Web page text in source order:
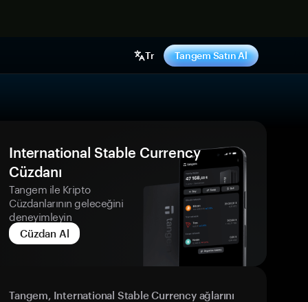
Tr Tangem Satın Al
International Stable Currency
Cüzdanı
Tangem ile Kripto
Cüzdanlarının geleceğini
deneyimleyin
Cüzdan Al
Tangem, International Stable Currency ağlarını